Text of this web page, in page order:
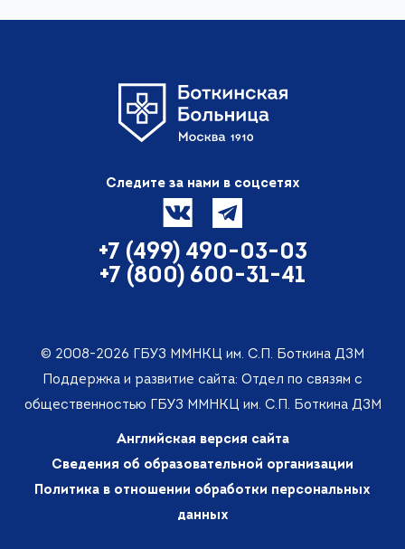
Следите за нами в соцсетях
+7 (499) 490-03-03
+7 (800) 600-31-41
© 2008-2026 ГБУЗ ММНКЦ им. С.П. Боткина ДЗМ
Поддержка и развитие сайта: Отдел по связям с
общественностью ГБУЗ ММНКЦ им. С.П. Боткина ДЗМ
Английская версия сайта
Сведения об образовательной организации
Политика в отношении обработки персональных
данных